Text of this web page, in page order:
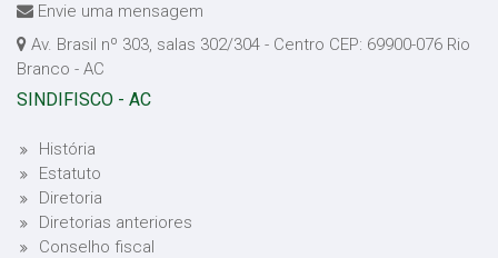
Envie uma mensagem
Av. Brasil nº 303, salas 302/304 - Centro CEP: 69900-076 Rio
Branco - AC
SINDIFISCO - AC
História
Estatuto
Diretoria
Diretorias anteriores
Conselho fiscal